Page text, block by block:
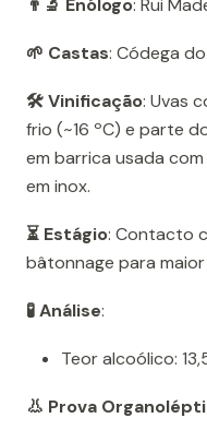
👨‍🔬 Enólogo: Rui
🌱 Castas: Códega
🛠️ Vinificação: Uvas
frio (~16 ºC) e parte
em barrica usada
em inox.
⏳ Estágio: Contacto
bâtonnage para
🧪 Análise:
Teor alcoólico:
👃 Prova